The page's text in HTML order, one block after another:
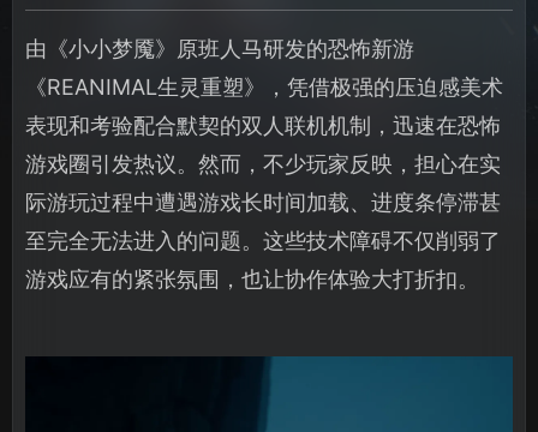
由《小小梦魇》原班人马研发的恐怖新游
《REANIMAL生灵重塑》，凭借极强的压迫感美术
表现和考验配合默契的双人联机机制，迅速在恐怖
游戏圈引发热议。然而，不少玩家反映，担心在实
际游玩过程中遭遇游戏长时间加载、进度条停滞甚
至完全无法进入的问题。这些技术障碍不仅削弱了
游戏应有的紧张氛围，也让协作体验大打折扣。